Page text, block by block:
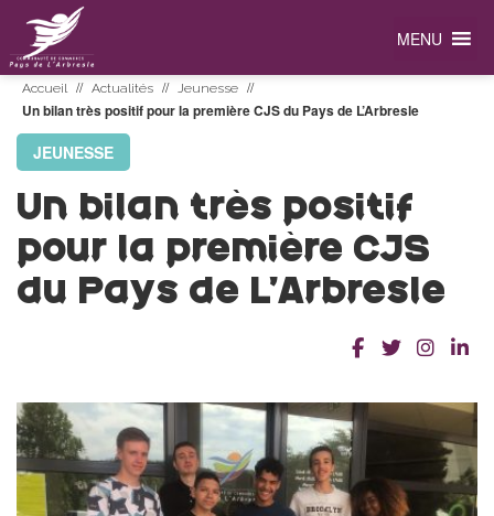
MENU
Accueil // Actualités // Jeunesse //
Un bilan très positif pour la première CJS du Pays de L’Arbresle
JEUNESSE
Un bilan très positif
pour la première CJS
du Pays de L’Arbresle